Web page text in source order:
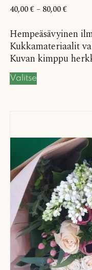
40,00€– 80,00€
Hempeäsävyinen
Kukkamateriaalit
Kuvan kimppu
Valitse